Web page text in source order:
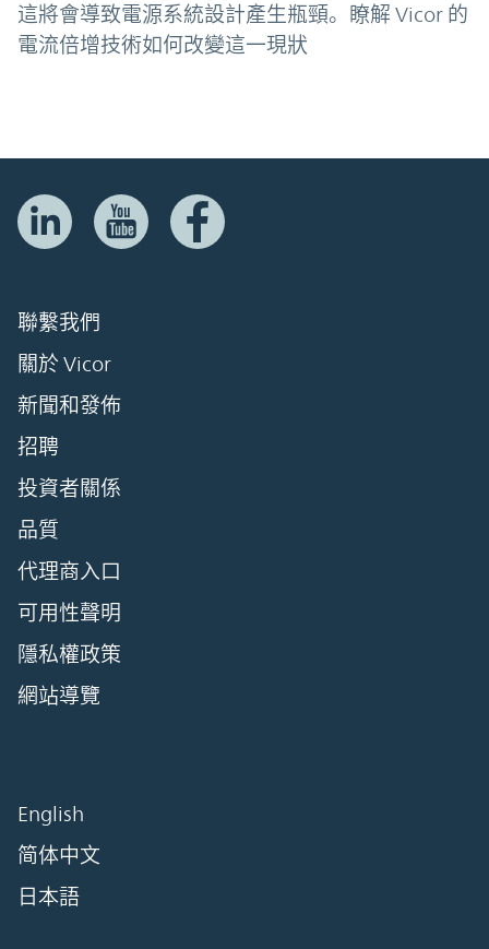
這將會導致電源系統設計產生瓶頸。瞭解 Vicor 的
電流倍增技術如何改變這一現狀
聯繫我們
關於 Vicor
新聞和發佈
招聘
投資者關係
品質
代理商入口
可用性聲明
隱私權政策
網站導覽
English
简体中文
日本語